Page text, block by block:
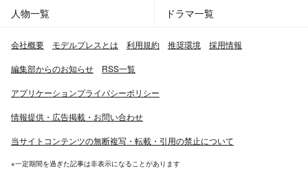
人物一覧 ドラマ一覧
会社概要 モデルプレスとは 利用規約 推奨環境 採用情報
編集部からのお知らせ RSS一覧
アプリケーションプライバシーポリシー
情報提供・広告掲載・お問い合わせ
当サイトコンテンツの無断複写・転載・引用の禁止について
※一定期間を過ぎた記事は非表示になることがあります